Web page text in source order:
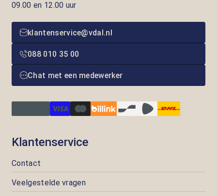
09.00 en 12.00 uur
klantenservice@vdal.nl
088 010 35 00
Chat met een medewerker
Klantenservice
Contact
Veelgestelde vragen